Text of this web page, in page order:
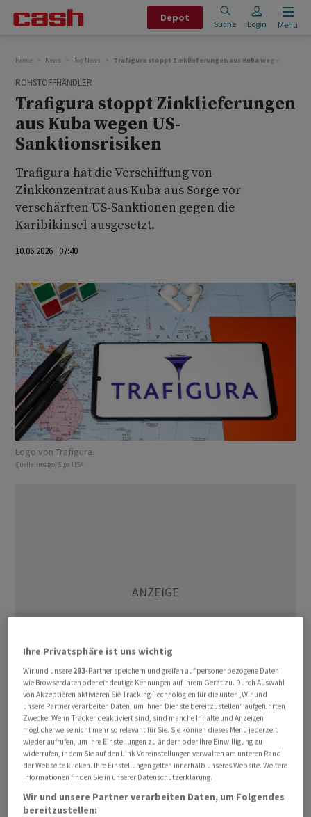
Depot
Suche Login Menu
Home News Top News Trafigura stoppt Zinklieferungen aus Kuba wegen US-
ROHSTOFFHÄNDLER
Trafigura stoppt Zinklieferungen
aus Kuba wegen US-
Sanktionsrisiken
Trafigura hat die Verschiffung von
Zinkkonzentrat aus Kuba aus Sorge vor
verschärften US-Sanktionen gegen die
Karibikinsel ausgesetzt.
10.06.2026 07:40
Logo von Trafigura.
Quelle: imago/Sipa USA
Das berichten von der Nachrichtenagentur Bloomberg
zitierte Quellen. Demnach habe das Unternehmen mit
operativem Sitz in Genf einige chinesische Kunden
informiert, dass Erz aus der Mine Castellanos in der
Provinz Pinar del Río durch Lieferungen aus anderen
Ländern ersetzt werde, hiess es im Bericht.
Ihre Privatsphäre ist uns wichtig
Wir und unsere 293-Partner speichern und greifen auf personenbezogene Daten
wie Browserdaten oder eindeutige Kennungen auf Ihrem Gerät zu. Durch Auswahl
von Akzeptieren aktivieren Sie Tracking-Technologien für die unter „Wir und
unsere Partner verarbeiten Daten, um Ihnen Dienste bereitzustellen“ aufgeführten
Zwecke. Wenn Tracker deaktiviert sind, sind manche Inhalte und Anzeigen
möglicherweise nicht mehr so relevant für Sie. Sie können dieses Menü jederzeit
wieder aufrufen, um Ihre Einstellungen zu ändern oder Ihre Einwilligung zu
widerrufen, indem Sie auf den Link Voreinstellungen verwalten am unteren Rand
der Webseite klicken. Ihre Einstellungen gelten innerhalb unseres Website. Weitere
Informationen finden Sie in unserer Datenschutzerklärung.
Wir und unsere Partner verarbeiten Daten, um Folgendes
bereitzustellen: